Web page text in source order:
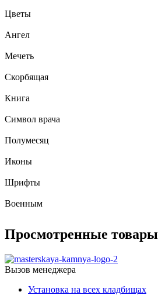
Цветы
Ангел
Мечеть
Скорбящая
Книга
Символ врача
Полумесяц
Иконы
Шрифты
Военным
Просмотренные товары
Вызов менеджера
Установка на всех кладбищах